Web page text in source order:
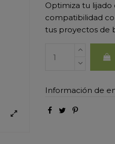
Optimiza tu lijado
compatibilidad
tus proyectos de
Información de